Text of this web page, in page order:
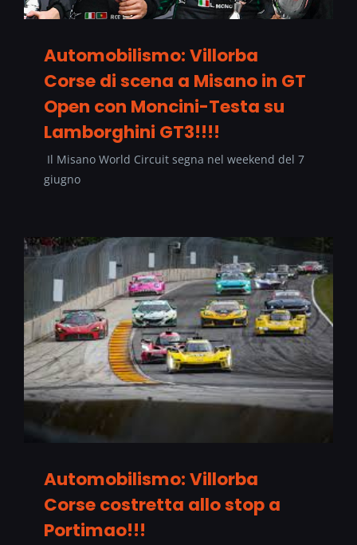
Automobilismo: Villorba
Corse di scena a Misano in GT
Open con Moncini-Testa su
Lamborghini GT3!!!!
Il Misano World Circuit segna nel weekend del 7
giugno
Automobilismo: Villorba
Corse costretta allo stop a
Portimao!!!